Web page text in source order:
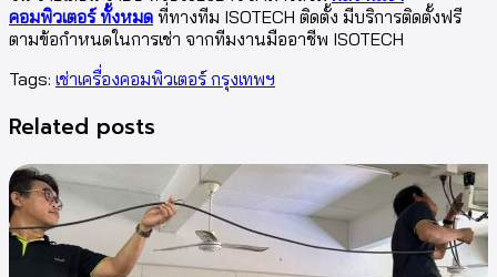
คอมพิวเตอร์ ทั้งหมด ที่ทางทีม ISOTECH ติดตั้ง มีบริการติดตั้งฟรี
ตามข้อกำหนดในการเช่า จากทีมงานมืออาชีพ ISOTECH
Tags: เช่าเครื่องคอมพิวเตอร์ กรุงเทพฯ
Related posts